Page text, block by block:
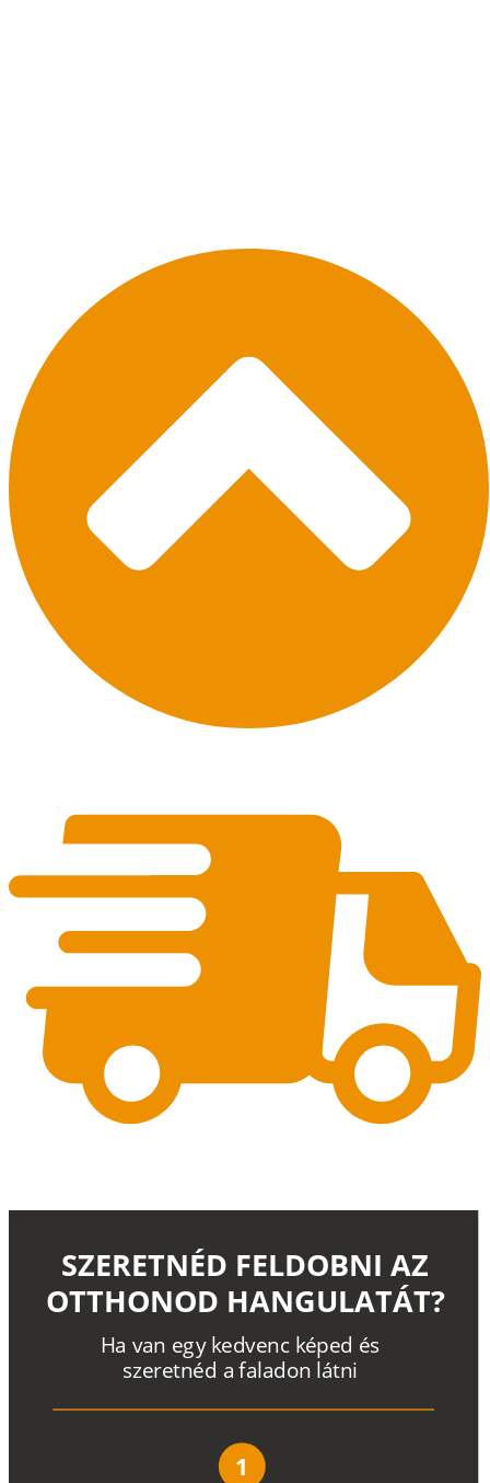
Ha van egy kedvenc képed és
szeretnéd a faladon látni
SZERETNÉD FELDOBNI AZ
OTTHONOD HANGULATÁT?
1